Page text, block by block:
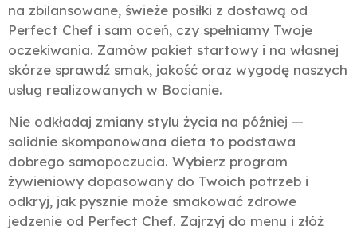
na zbilansowane, świeże posiłki z dostawą od
Perfect Chef i sam oceń, czy spełniamy Twoje
oczekiwania. Zamów pakiet startowy i na własnej
skórze sprawdź smak, jakość oraz wygodę naszych
usług realizowanych w Bocianie.
Nie odkładaj zmiany stylu życia na później —
solidnie skomponowana dieta to podstawa
dobrego samopoczucia. Wybierz program
żywieniowy dopasowany do Twoich potrzeb i
odkryj, jak pysznie może smakować zdrowe
jedzenie od Perfect Chef. Zajrzyj do menu i złóż